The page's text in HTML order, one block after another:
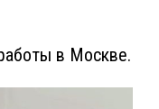
в Москве.